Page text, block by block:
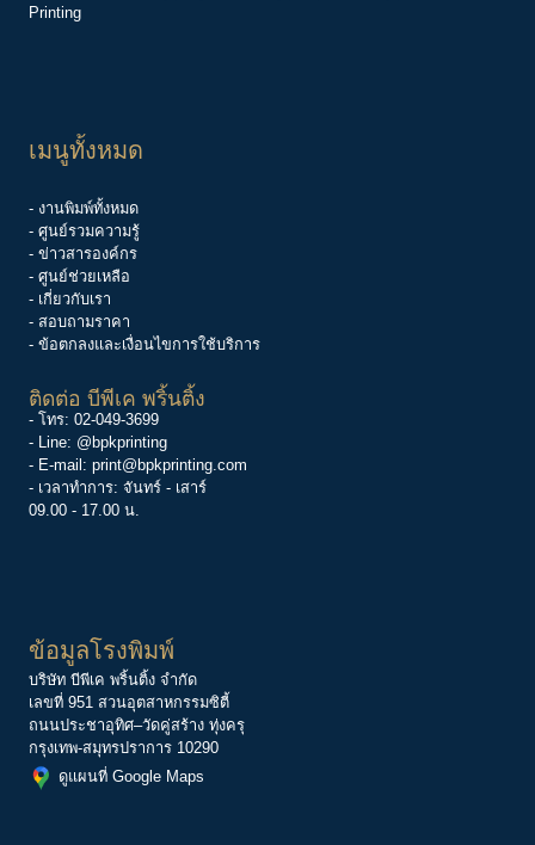
Printing
เมนูทั้งหมด
- งานพิมพ์ทั้งหมด
- ศูนย์รวมความรู้
- ข่าวสารองค์กร
- ศูนย์ช่วยเหลือ
- เกี่ยวกับเรา
- สอบถามราคา
- ข้อตกลงและเงื่อนไขการใช้บริการ
ติดต่อ บีพีเค พริ้นติ้ง
- โทร: 02-049-3699
- Line: @bpkprinting
- E-mail: print@bpkprinting.com
- เวลาทำการ: จันทร์ - เสาร์
09.00 - 17.00 น.
ข้อมูลโรงพิมพ์
บริษัท บีพีเค พริ้นติ้ง จำกัด
เลขที่ 951 สวนอุตสาหกรรมซิตี้
ถนนประชาอุทิศ–วัดคู่สร้าง ทุ่งครุ
กรุงเทพ-สมุทรปราการ 10290
ดูแผนที่ Google Maps